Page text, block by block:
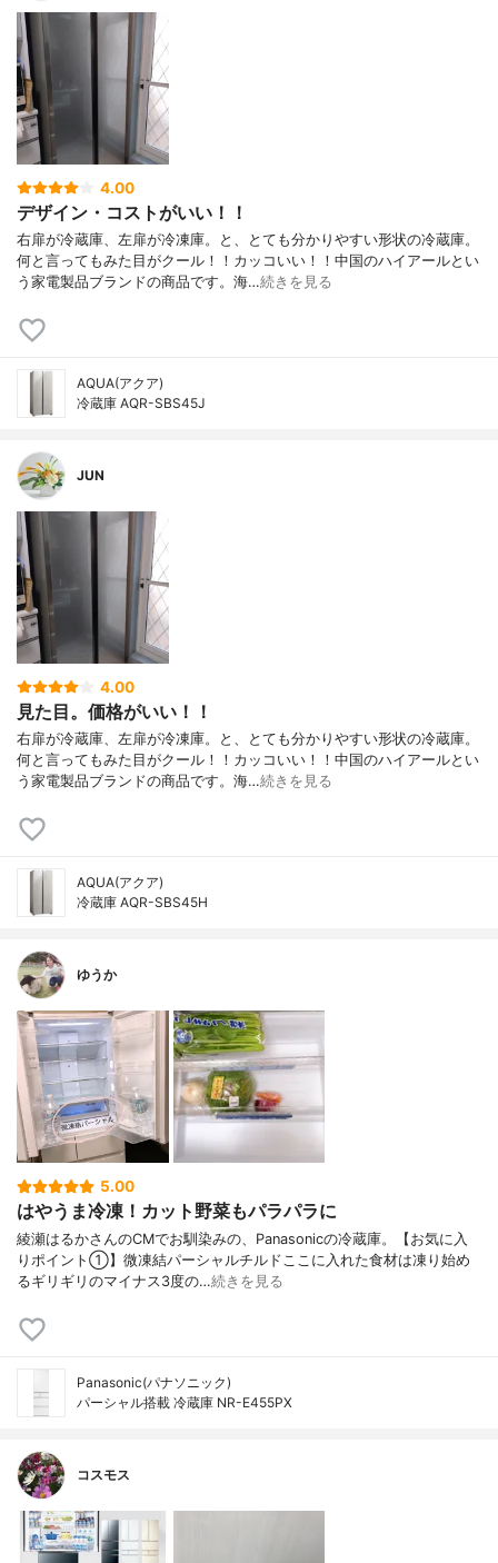
4.00
デザイン・コストがいい！！
右扉が冷蔵庫、左扉が冷凍庫。と、とても分かりやすい形状の冷蔵庫。
何と言ってもみた目がクール！！カッコいい！！中国のハイアールとい
う家電製品ブランドの商品です。海…続きを見る
AQUA(アクア)
冷蔵庫 AQR-SBS45J
JUN
4.00
見た目。価格がいい！！
右扉が冷蔵庫、左扉が冷凍庫。と、とても分かりやすい形状の冷蔵庫。
何と言ってもみた目がクール！！カッコいい！！中国のハイアールとい
う家電製品ブランドの商品です。海…続きを見る
AQUA(アクア)
冷蔵庫 AQR-SBS45H
ゆうか
5.00
はやうま冷凍！カット野菜もパラパラに
綾瀬はるかさんのCMでお馴染みの、Panasonicの冷蔵庫。【お気に入
りポイント①】微凍結パーシャルチルドここに入れた食材は凍り始め
るギリギリのマイナス3度の…続きを見る
Panasonic(パナソニック)
パーシャル搭載 冷蔵庫 NR-E455PX
コスモス